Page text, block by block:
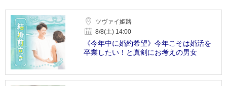
ツヴァイ姫路
8/8(土) 14:00
《今年中に婚約希望》今年こそは婚活を
卒業したい！と真剣にお考えの男女